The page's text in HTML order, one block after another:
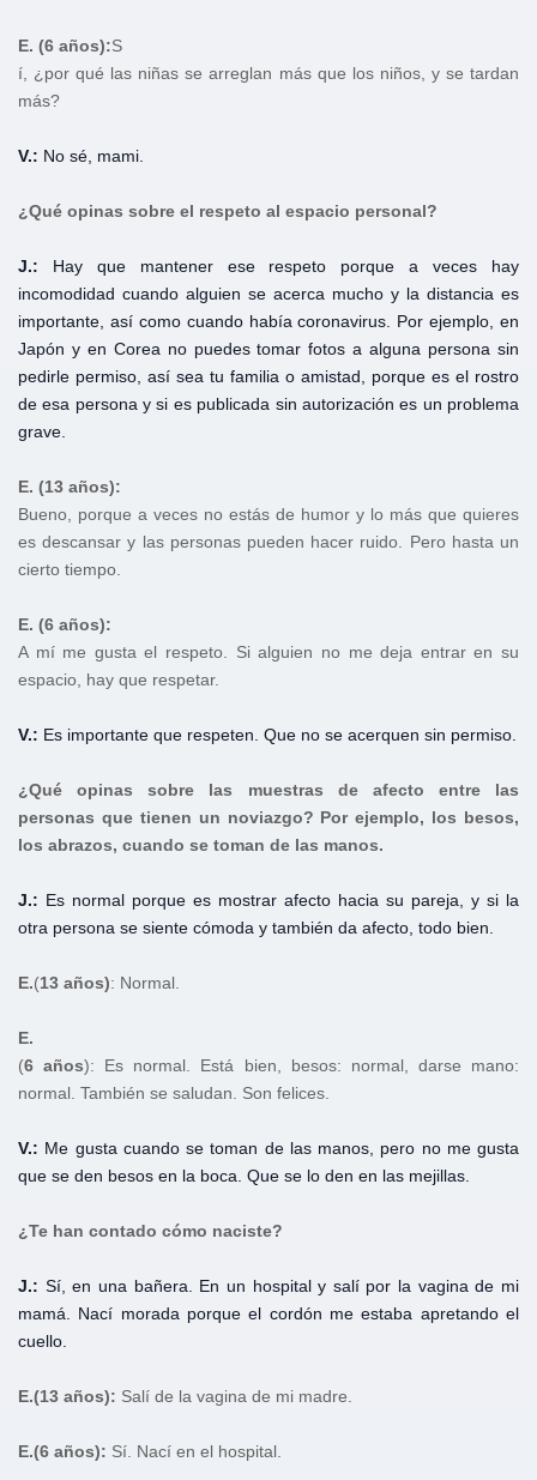
E. (6 años):S
í, ¿por qué las niñas se arreglan más que los niños, y se tardan
más?
V.: No sé, mami.
¿Qué opinas sobre el respeto al espacio personal?
J.: Hay que mantener ese respeto porque a veces hay
incomodidad cuando alguien se acerca mucho y la distancia es
importante, así como cuando había coronavirus. Por ejemplo, en
Japón y en Corea no puedes tomar fotos a alguna persona sin
pedirle permiso, así sea tu familia o amistad, porque es el rostro
de esa persona y si es publicada sin autorización es un problema
grave.
E. (13 años):
Bueno, porque a veces no estás de humor y lo más que quieres
es descansar y las personas pueden hacer ruido. Pero hasta un
cierto tiempo.
E. (6 años):
A mí me gusta el respeto. Si alguien no me deja entrar en su
espacio, hay que respetar.
V.: Es importante que respeten. Que no se acerquen sin permiso.
¿Qué opinas sobre las muestras de afecto entre las
personas que tienen un noviazgo? Por ejemplo, los besos,
los abrazos, cuando se toman de las manos.
J.: Es normal porque es mostrar afecto hacia su pareja, y si la
otra persona se siente cómoda y también da afecto, todo bien.
E.(13 años): Normal.
E.
(6 años): Es normal. Está bien, besos: normal, darse mano:
normal. También se saludan. Son felices.
V.: Me gusta cuando se toman de las manos, pero no me gusta
que se den besos en la boca. Que se lo den en las mejillas.
¿Te han contado cómo naciste?
J.: Sí, en una bañera. En un hospital y salí por la vagina de mi
mamá. Nací morada porque el cordón me estaba apretando el
cuello.
E.(13 años): Salí de la vagina de mi madre.
E.(6 años): Sí. Nací en el hospital.